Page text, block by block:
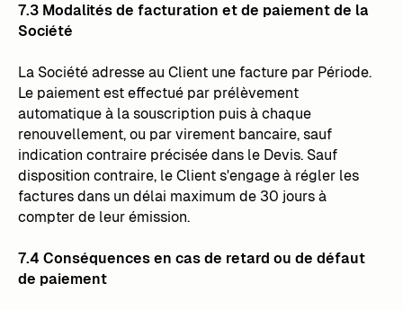
7.3 Modalités de facturation et de paiement de la
Société
La Société adresse au Client une facture par Période.
Le paiement est effectué par prélèvement
automatique à la souscription puis à chaque
renouvellement, ou par virement bancaire, sauf
indication contraire précisée dans le Devis. Sauf
disposition contraire, le Client s'engage à régler les
factures dans un délai maximum de 30 jours à
compter de leur émission.
7.4 Conséquences en cas de retard ou de défaut
de paiement